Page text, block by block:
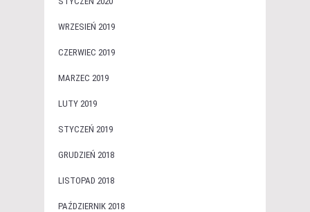
WRZESIEŃ 2019
CZERWIEC 2019
MARZEC 2019
LUTY 2019
STYCZEŃ 2019
GRUDZIEŃ 2018
LISTOPAD 2018
PAŹDZIERNIK 2018